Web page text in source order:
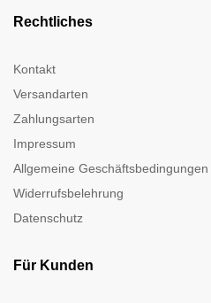
Rechtliches
Kontakt
Versandarten
Zahlungsarten
Impressum
Allgemeine Geschäftsbedingungen
Widerrufsbelehrung
Datenschutz
Für Kunden